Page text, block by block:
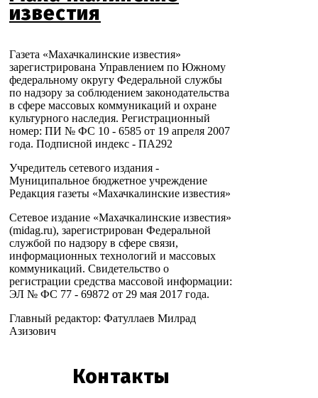
известия
Газета «Махачкалинские известия»
зарегистрирована Управлением по Южному
федеральному округу Федеральной службы
по надзору за соблюдением законодательства
в сфере массовых коммуникаций и охране
культурного наследия. Регистрационный
номер: ПИ № ФС 10 - 6585 от 19 апреля 2007
года. Подписной индекс - ПА292
Учредитель сетевого издания -
Муниципальное бюджетное учреждение
Редакция газеты «Махачкалинские известия»
Сетевое издание «Махачкалинские известия»
(midag.ru), зарегистрирован Федеральной
службой по надзору в сфере связи,
информационных технологий и массовых
коммуникаций. Свидетельство о
регистрации средства массовой информации:
ЭЛ № ФС 77 - 69872 от 29 мая 2017 года.
Главный редактор: Фатуллаев Милрад
Азизович
Контакты